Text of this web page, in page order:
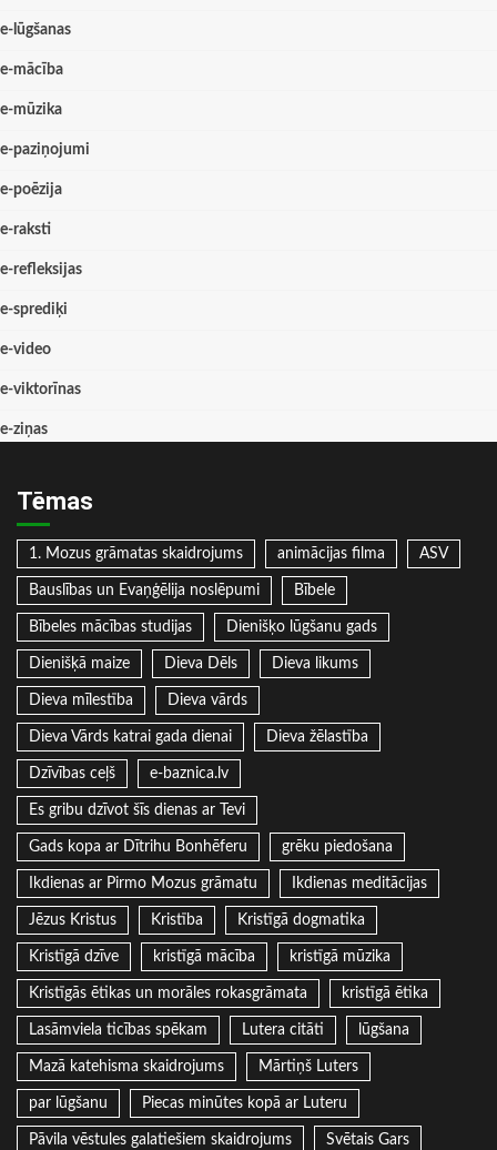
e-lūgšanas
e-mācība
e-mūzika
e-paziņojumi
e-poēzija
e-raksti
e-refleksijas
e-sprediķi
e-video
e-viktorīnas
e-ziņas
Tēmas
1. Mozus grāmatas skaidrojums animācijas filma ASV
Bauslības un Evaņģēlija noslēpumi Bībele
Bībeles mācības studijas Dienišķo lūgšanu gads
Dienišķā maize Dieva Dēls Dieva likums
Dieva mīlestība Dieva vārds
Dieva Vārds katrai gada dienai Dieva žēlastība
Dzīvības ceļš e-baznica.lv
Es gribu dzīvot šīs dienas ar Tevi
Gads kopa ar Dītrihu Bonhēferu grēku piedošana
Ikdienas ar Pirmo Mozus grāmatu Ikdienas meditācijas
Jēzus Kristus Kristība Kristīgā dogmatika
Kristīgā dzīve kristīgā mācība kristīgā mūzika
Kristīgās ētikas un morāles rokasgrāmata kristīgā ētika
Lasāmviela ticības spēkam Lutera citāti lūgšana
Mazā katehisma skaidrojums Mārtiņš Luters
par lūgšanu Piecas minūtes kopā ar Luteru
Pāvila vēstules galatiešiem skaidrojums Svētais Gars